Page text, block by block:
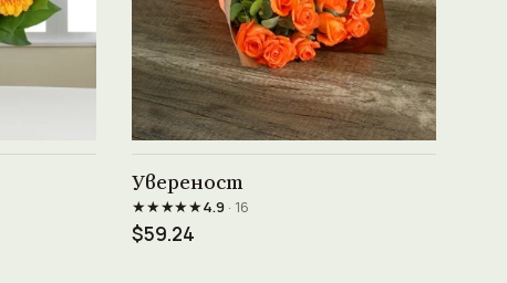
Увереност
★★★★★4.9· 16
$59.24